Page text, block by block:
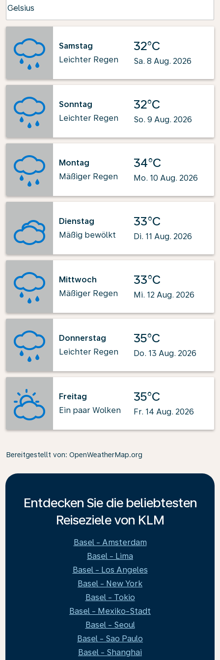
Celsius
keyboard_arrow_down
Samstag
Leichter Regen
32°C
Sa. 8 Aug. 2026
Sonntag
Leichter Regen
32°C
So. 9 Aug. 2026
Montag
Mäßiger Regen
34°C
Mo. 10 Aug. 2026
Dienstag
Mäßig bewölkt
33°C
Di. 11 Aug. 2026
Mittwoch
Mäßiger Regen
33°C
Mi. 12 Aug. 2026
Donnerstag
Leichter Regen
35°C
Do. 13 Aug. 2026
Freitag
Ein paar Wolken
35°C
Fr. 14 Aug. 2026
Bereitgestellt von: OpenWeatherMap.org
Entdecken Sie die beliebtesten
Reiseziele von KLM
Basel - Amsterdam
Basel - Lima
Basel - Los Angeles
Basel - New York
Basel - Tokio
Basel - Mexiko-Stadt
Basel - Seoul
Basel - Sao Paulo
Basel - Shanghai